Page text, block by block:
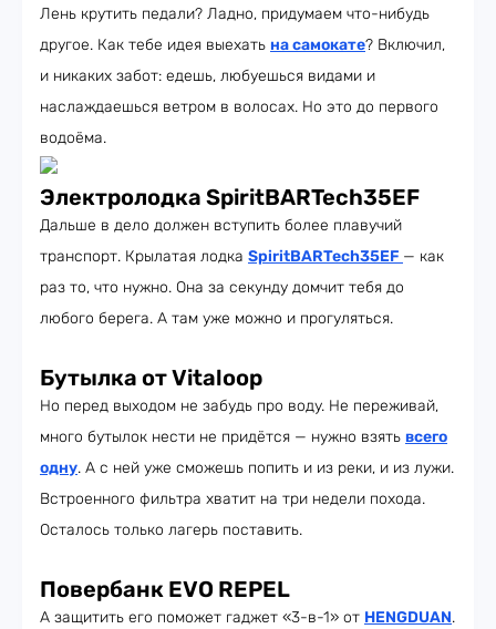
Лень крутить педали? Ладно, придумаем что-нибудь
другое. Как тебе идея выехать на самокате? Включил,
и никаких забот: едешь, любуешься видами и
наслаждаешься ветром в волосах. Но это до первого
водоёма.
Электролодка SpiritBARTech35EF
Дальше в дело должен вступить более плавучий
транспорт. Крылатая лодка SpiritBARTech35EF — как
раз то, что нужно. Она за секунду домчит тебя до
любого берега. А там уже можно и прогуляться.
Бутылка от Vitaloop
Но перед выходом не забудь про воду. Не переживай,
много бутылок нести не придётся — нужно взять всего
одну. А с ней уже сможешь попить и из реки, и из лужи.
Встроенного фильтра хватит на три недели похода.
Осталось только лагерь поставить.
Повербанк EVO REPEL
А защитить его поможет гаджет «3-в-1» от HENGDUAN.